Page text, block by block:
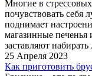
Многие в
почувствовать себя
поднимает
магазинные печенья
заставляют
25 Апреля 2023
Как приготовить